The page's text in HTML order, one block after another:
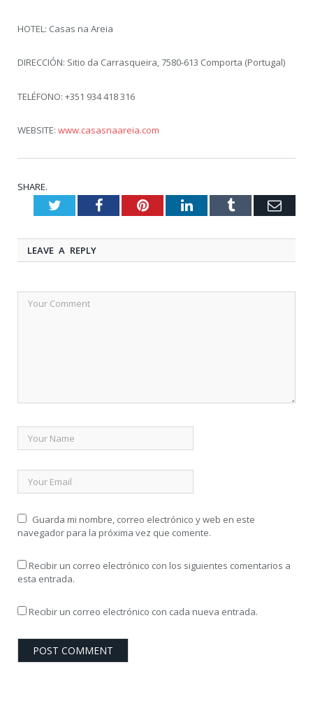
HOTEL: Casas na Areia
DIRECCIÓN: Sitio da Carrasqueira, 7580-613 Comporta (Portugal)
TELÉFONO: +351 934 418 316
WEBSITE: www.casasnaareia.com
SHARE.
TwitterFacebookPinterestLinkedInTumblr
LEAVE A REPLY
Guarda mi nombre, correo electrónico y web en este
navegador para la próxima vez que comente.
Recibir un correo electrónico con los siguientes comentarios a
esta entrada.
Recibir un correo electrónico con cada nueva entrada.